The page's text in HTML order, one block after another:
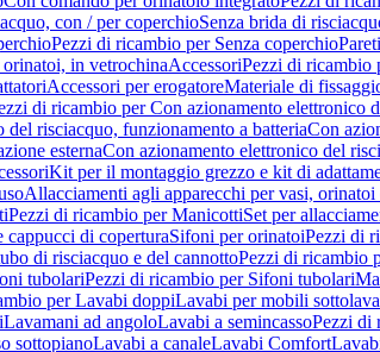
con / per coperchioSenza brida di
Pezzi di ricambio per Senza coperchio
orinatoi, in vetrochinaAccessoriPezzi di ricambio
Accessori per erogatoreMateriale di
di ricambio per Con azionamento elettronico
risciacquo, funzionamento a batteriaCon
esternaCon azionamento elettronico del
Kit per il montaggio grezzo e kit di
Allacciamenti agli apparecchi per vasi, orinatoi
Pezzi di ricambio per ManicottiSet per
cappucci di coperturaSifoni per orinatoiPezzi di
di risciacquo e del cannottoPezzi di ricambio
tubolariPezzi di ricambio per Sifoni tubolari
per Lavabi doppiLavabi per mobili
Lavamani ad angoloLavabi a semincassoPezzi di
sottopianoLavabi a canaleLavabi Comfort